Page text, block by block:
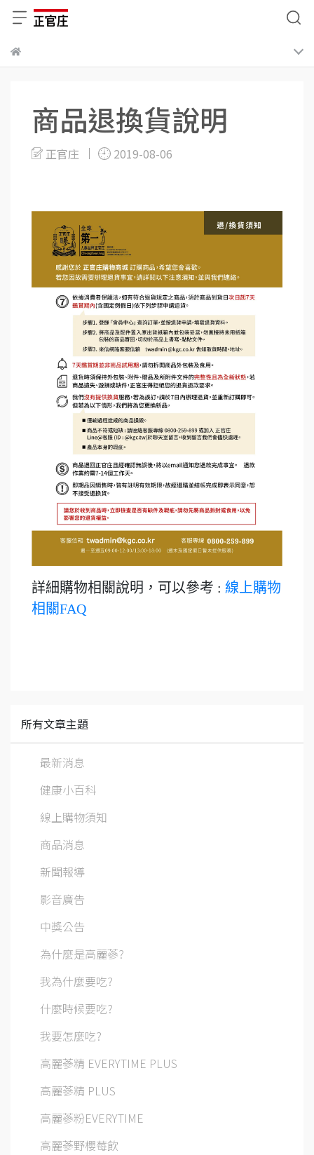
商品退換貨說明
正官庄 2019-08-06
詳細購物相關說明，可以參考 : 線上購物
相關FAQ
所有文章主題
最新消息
健康小百科
線上購物須知
商品消息
新聞報導
影音廣告
中獎公告
為什麼是高麗蔘?
我為什麼要吃?
什麼時候要吃?
我要怎麼吃?
高麗蔘精 EVERYTIME PLUS
高麗蔘精 PLUS
高麗蔘粉EVERYTIME
高麗蔘野櫻莓飲